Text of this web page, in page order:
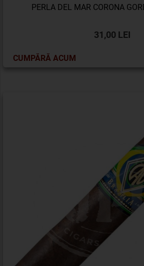
PERLA DEL MAR CORONA
31,00 LEI
CUMPĂRĂ ACUM